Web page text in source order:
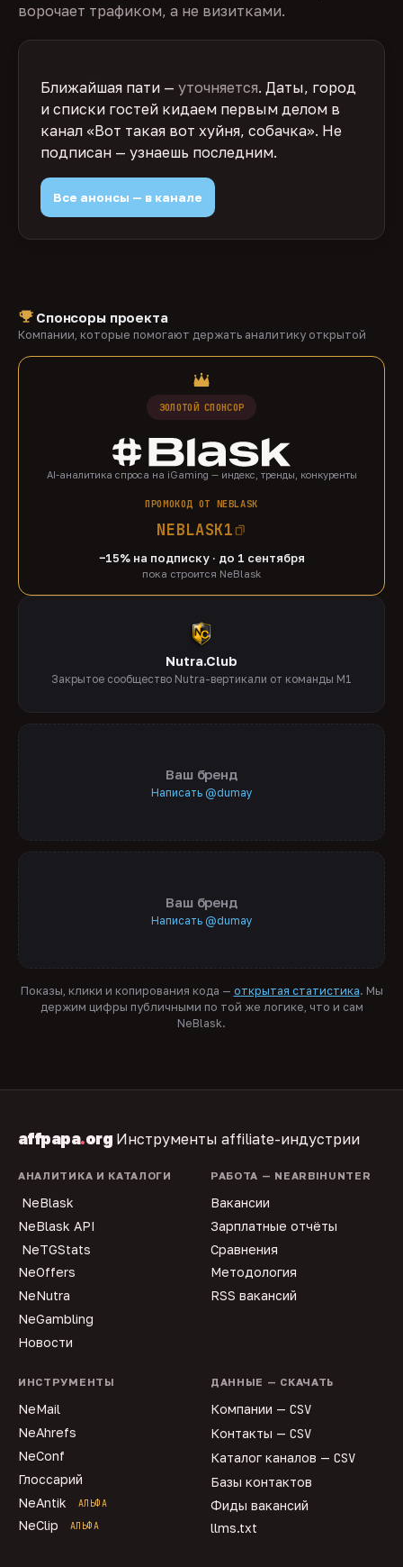
ворочает трафиком, а не визитками.
Ближайшая пати — уточняется. Даты, город
и списки гостей кидаем первым делом в
канал «Вот такая вот хуйня, собачка». Не
подписан — узнаешь последним.
Все анонсы — в канале
Спонсоры проекта
Компании, которые помогают держать аналитику открытой
ЗОЛОТОЙ СПОНСОР
AI-аналитика спроса на iGaming — индекс, тренды, конкуренты
ПРОМОКОД ОТ NEBLASK
NEBLASK1
−15% на подписку · до 1 сентября
пока строится NeBlask
Nutra.Club
Закрытое сообщество Nutra-вертикали от команды M1
Ваш бренд
Написать @dumay
Ваш бренд
Написать @dumay
Показы, клики и копирования кода — открытая статистика. Мы
держим цифры публичными по той же логике, что и сам
NeBlask.
affpapa.org Инструменты affiliate-индустрии
АНАЛИТИКА И КАТАЛОГИ
NeBlask
NeBlask API
NeTGStats
NeOffers
NeNutra
NeGambling
Новости
РАБОТА — NEARBIHUNTER
Вакансии
Зарплатные отчёты
Сравнения
Методология
RSS вакансий
ИНСТРУМЕНТЫ
NeMail
NeAhrefs
NeConf
Глоссарий
NeAntik
АЛЬФА
NeClip АЛЬФА
ДАННЫЕ — СКАЧАТЬ
Компании — CSV
Контакты — CSV
Каталог каналов — CSV
Базы контактов
Фиды вакансий
llms.txt